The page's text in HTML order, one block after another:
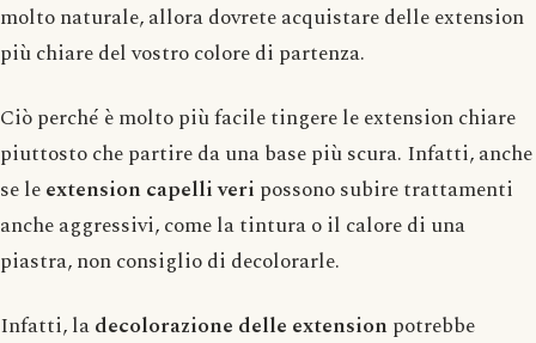
molto naturale, allora dovrete acquistare delle extension
più chiare del vostro colore di partenza.
Ciò perché è molto più facile tingere le extension chiare
piuttosto che partire da una base più scura. Infatti, anche
se leextension capelli veri possono subire trattamenti
anche aggressivi, come la tintura o il calore di una
piastra, non consiglio di decolorarle.
Infatti, ladecolorazione delle extension potrebbe